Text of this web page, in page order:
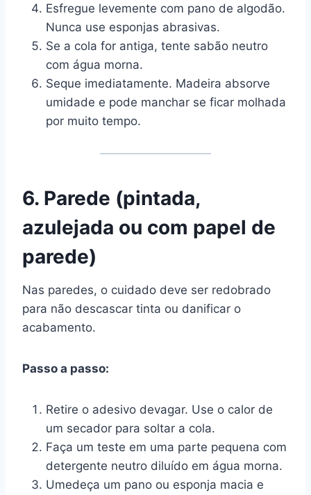
Esfregue levemente com pano de algodão.
Nunca use esponjas abrasivas.
Se a cola for antiga, tente sabão neutro
com água morna.
Seque imediatamente. Madeira absorve
umidade e pode manchar se ficar molhada
por muito tempo.
6. Parede (pintada,
azulejada ou com papel de
parede)
Nas paredes, o cuidado deve ser redobrado
para não descascar tinta ou danificar o
acabamento.
Passo a passo:
Retire o adesivo devagar. Use o calor de
um secador para soltar a cola.
Faça um teste em uma parte pequena com
detergente neutro diluído em água morna.
Umedeça um pano ou esponja macia e